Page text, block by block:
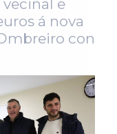
veciñal e
á nova
con